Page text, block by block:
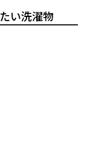
い洗濯物